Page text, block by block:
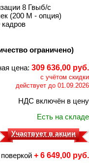
8 Гвыб/с
(200 М - опция)
ограничено)
цена: 309 636,00 руб.
с учётом скидки
действует до 01.09.2026
НДС включён в цену
Есть на складе
Участвует в акции
+ 6 649,00 руб.